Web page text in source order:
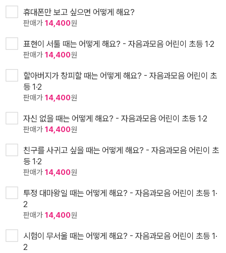
휴대폰만 보고 싶으면 어떻게 해요?
판매가 14,400원
표현이 서툴 때는 어떻게 해요? - 자음과모음 어린이 초등 1·2
판매가 14,400원
할아버지가 창피할 때는 어떻게 해요? - 자음과모음 어린이 초
등 1·2
판매가 14,400원
자신 없을 때는 어떻게 해요? - 자음과모음 어린이 초등 1·2
판매가 14,400원
친구를 사귀고 싶을 때는 어떻게 해요? - 자음과모음 어린이 초
등 1·2
판매가 14,400원
투정 대마왕일 때는 어떻게 해요? - 자음과모음 어린이 초등 1·
2
판매가 14,400원
시험이 무서울 때는 어떻게 해요? - 자음과모음 어린이 초등 1·
2